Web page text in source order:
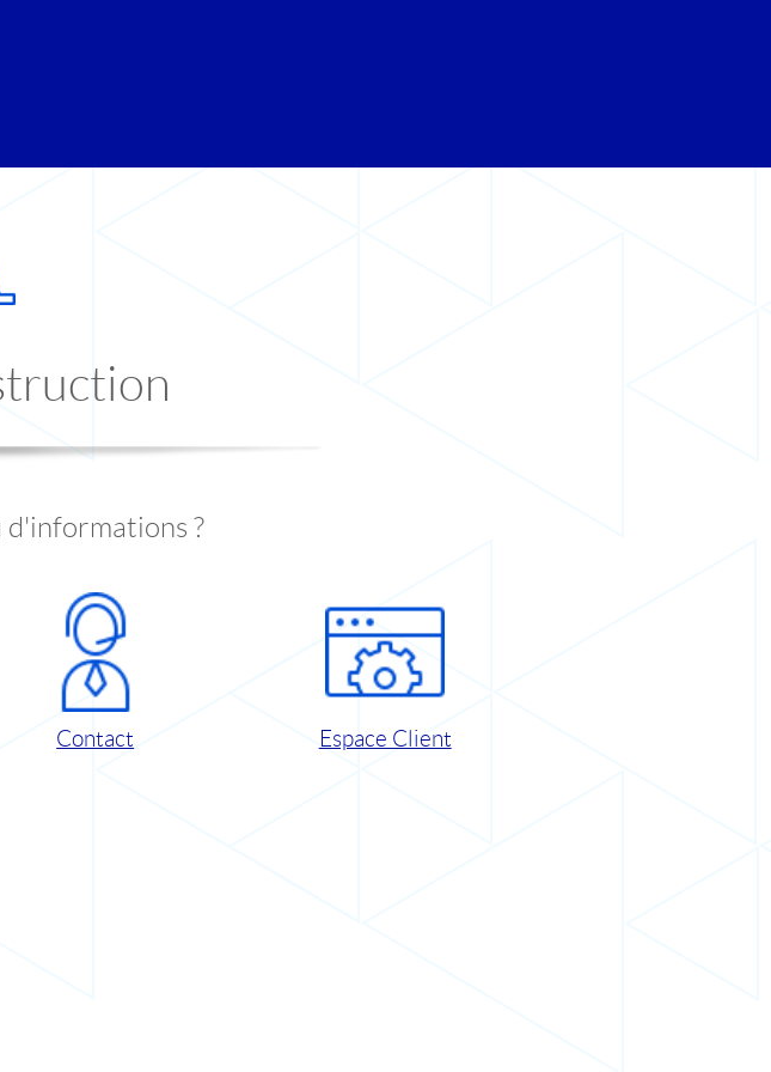
d'informations ?
Contact Espace Client